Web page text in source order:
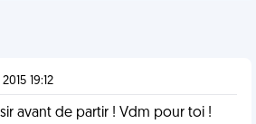
19:12
avant de partir ! Vdm pour toi !